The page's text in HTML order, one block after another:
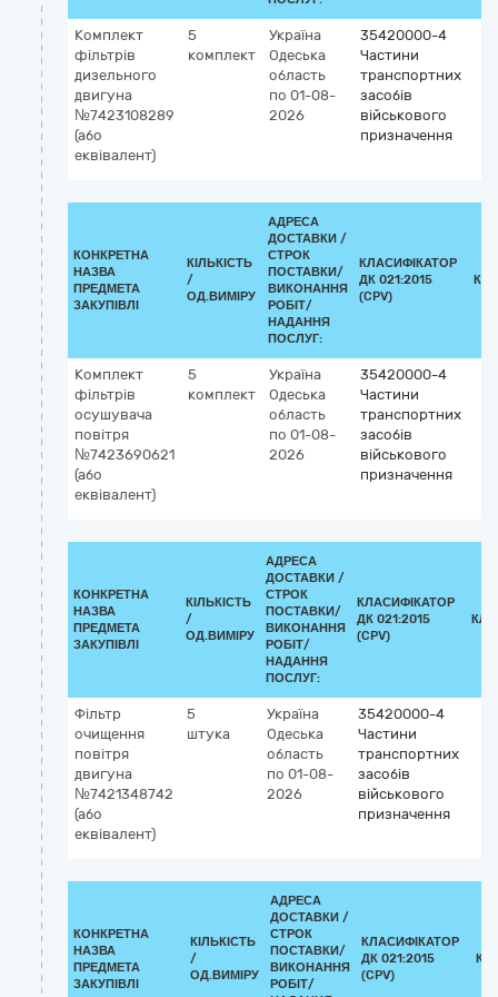
Комплект
фільтрів
дизельного
двигуна
№7423108289
(або
еквівалент)
5
комплект
Україна
Одеська
область
по 01-08-
2026
35420000-4
Частини
транспортних
засобів
військового
призначення
КОНКРЕТНА
НАЗВА
ПРЕДМЕТА
ЗАКУПІВЛІ
КІЛЬКІСТЬ
/
ОД.ВИМІРУ
АДРЕСА
ДОСТАВКИ /
СТРОК
ПОСТАВКИ/
ВИКОНАННЯ
РОБІТ/
НАДАННЯ
ПОСЛУГ:
КЛАСИФІКАТОР
ДК 021:2015
(CPV)
Комплект
фільтрів
осушувача
повітря
№7423690621
(або
еквівалент)
5
комплект
Україна
Одеська
область
по 01-08-
2026
35420000-4
Частини
транспортних
засобів
військового
призначення
КОНКРЕТНА
НАЗВА
ПРЕДМЕТА
ЗАКУПІВЛІ
КІЛЬКІСТЬ
/
ОД.ВИМІРУ
АДРЕСА
ДОСТАВКИ /
СТРОК
ПОСТАВКИ/
ВИКОНАННЯ
РОБІТ/
НАДАННЯ
ПОСЛУГ:
КЛАСИФІКАТОР
ДК 021:2015
(CPV)
Фільтр
очищення
повітря
двигуна
№7421348742
(або
еквівалент)
5
штука
Україна
Одеська
область
по 01-08-
2026
35420000-4
Частини
транспортних
засобів
військового
призначення
КОНКРЕТНА
НАЗВА
ПРЕДМЕТА
ЗАКУПІВЛІ
КІЛЬКІСТЬ
/
ОД.ВИМІРУ
АДРЕСА
ДОСТАВКИ /
СТРОК
ПОСТАВКИ/
ВИКОНАННЯ
РОБІТ/
КЛАСИФІКАТОР
ДК 021:2015
(CPV)